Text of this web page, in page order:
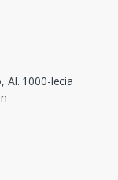
Al. 1000-lecia